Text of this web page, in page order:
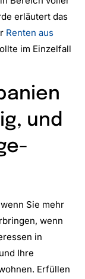
erläutert das
Renten aus
im Einzelfall
und
Sie mehr
wenn
in
Ihre
Erfüllen